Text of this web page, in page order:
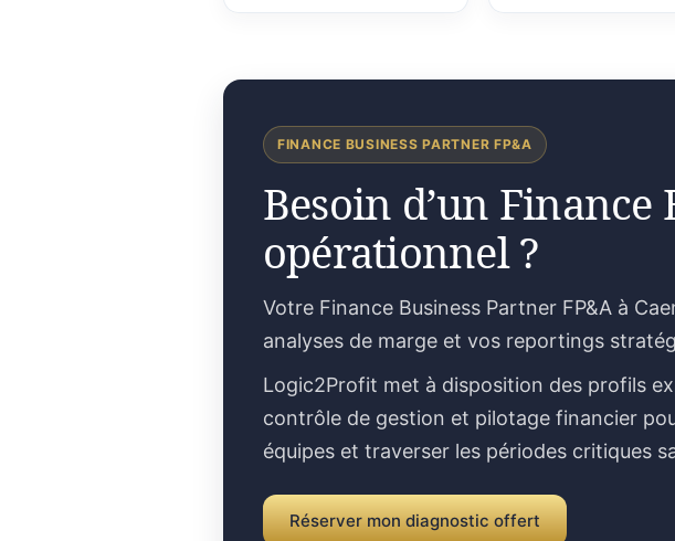
FINANCE BUSINESS PARTNER FP&A
Besoin d’un
opérationnel ?
Votre Finance Business Partner FP&A à
analyses de marge et vos reportings
Logic2Profit met à disposition des profils
contrôle de gestion et pilotage financier
équipes et traverser les périodes critiques
Réserver mon diagnostic offert